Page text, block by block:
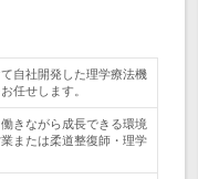
自社開発した理学療法機
任せします。
きながら成長できる環境
または柔道整復師・理学